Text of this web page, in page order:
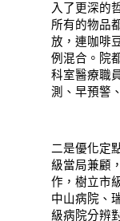
入了更深的
所有的物品
放，連咖啡
例混合。院
科室醫療職
測、早預警
二是優化定
級當局兼顧
作，樹立市
中山病院、
級病院分辨